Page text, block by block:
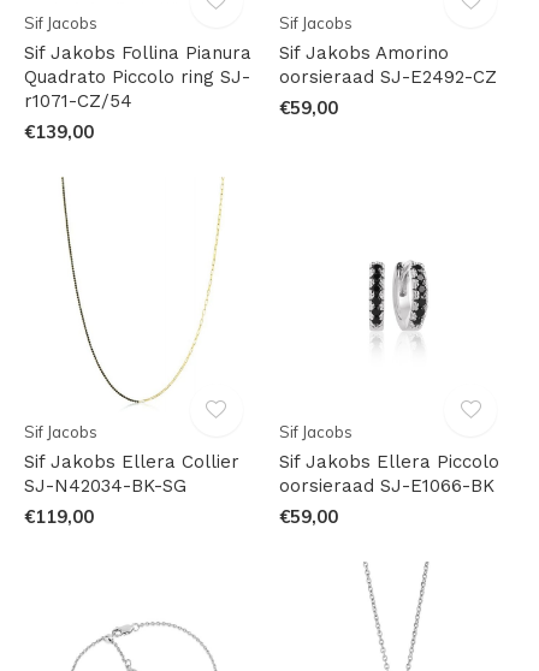
Sif Jacobs
Sif Jakobs Follina Pianura
Quadrato Piccolo ring SJ-
r1071-CZ/54
€139,00
Sif Jacobs
Sif Jakobs Amorino
oorsieraad SJ-E2492-CZ
€59,00
Sif Jacobs
Sif Jakobs Ellera Collier
SJ-N42034-BK-SG
€119,00
Sif Jacobs
Sif Jakobs Ellera Piccolo
oorsieraad SJ-E1066-BK
€59,00